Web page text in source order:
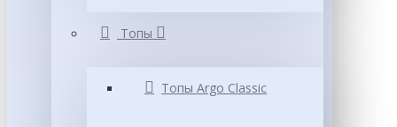
Топы
Топы Argo Classic